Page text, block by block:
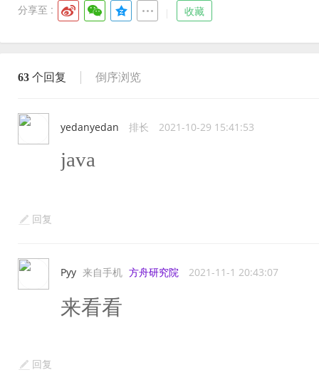
分享至 : 收藏
63 个回复 倒序浏览
yedanyedan 排长 2021-10-29 15:41:53
java
回复
Pyy 来自手机 方舟研究院 2021-11-1 20:43:07
来看看
回复